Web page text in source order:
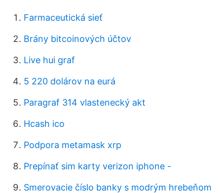
Farmaceutická sieť
Brány bitcoinových účtov
Live hui graf
5 220 dolárov na eurá
Paragraf 314 vlastenecký akt
Hcash ico
Podpora metamask xrp
Prepínať sim karty verizon iphone -
Smerovacie číslo banky s modrým hrebeňom